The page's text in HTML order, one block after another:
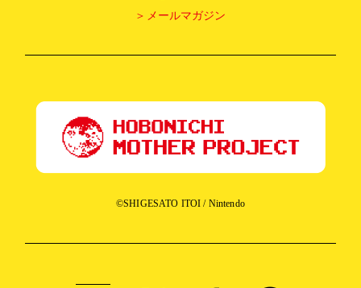
＞メールマガジン
©SHIGESATO ITOI / Nintendo